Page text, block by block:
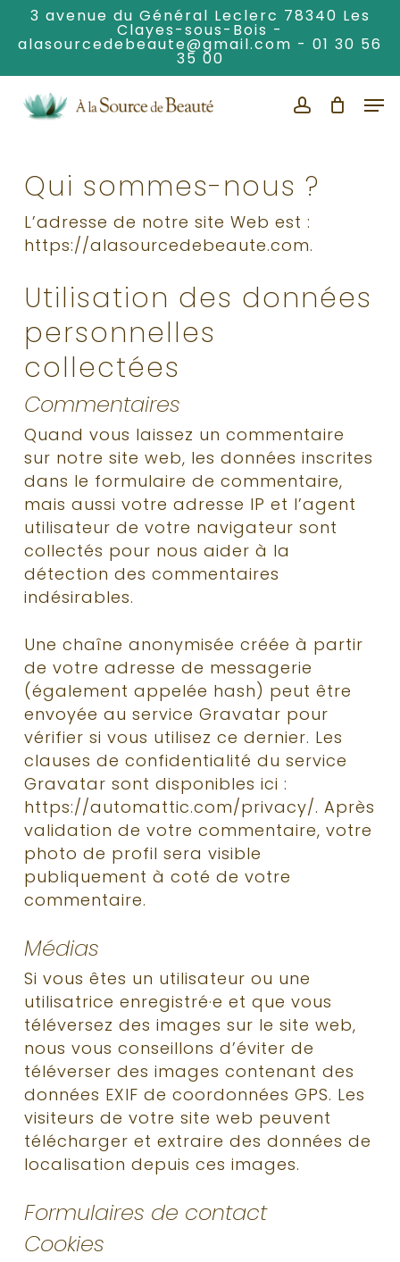
Skip
main
content
3 avenue du Général Leclerc 78340 Les
Clayes-sous-Bois -
alasourcedebeaute@gmail.com - 01 30 56
35 00
account
Qui sommes-nous ?
L’adresse de notre site Web est :
https://alasourcedebeaute.com.
Utilisation des données
personnelles
collectées
Commentaires
Quand vous laissez un commentaire
sur notre site web, les données inscrites
dans le formulaire de commentaire,
mais aussi votre adresse IP et l’agent
utilisateur de votre navigateur sont
collectés pour nous aider à la
détection des commentaires
indésirables.
Une chaîne anonymisée créée à partir
de votre adresse de messagerie
(également appelée hash) peut être
envoyée au service Gravatar pour
vérifier si vous utilisez ce dernier. Les
clauses de confidentialité du service
Gravatar sont disponibles ici :
https://automattic.com/privacy/. Après
validation de votre commentaire, votre
photo de profil sera visible
publiquement à coté de votre
commentaire.
Médias
Si vous êtes un utilisateur ou une
utilisatrice enregistré·e et que vous
téléversez des images sur le site web,
nous vous conseillons d’éviter de
téléverser des images contenant des
données EXIF de coordonnées GPS. Les
visiteurs de votre site web peuvent
télécharger et extraire des données de
localisation depuis ces images.
Formulaires de contact
Cookies
Menu